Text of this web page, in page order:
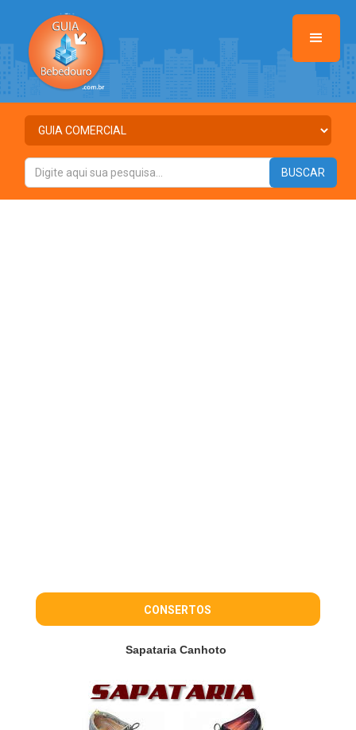
CONSERTOS
Sapataria Canhoto